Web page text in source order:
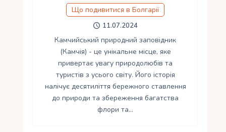
Що подивитися в Болгарії
11.07.2024
Камчийський природний заповідник
(Камчія) - це унікальне місце, яке
привертає увагу природолюбів та
туристів з усього світу. Його історія
налічує десятиліття бережного ставлення
до природи та збереження багатства
флори та…